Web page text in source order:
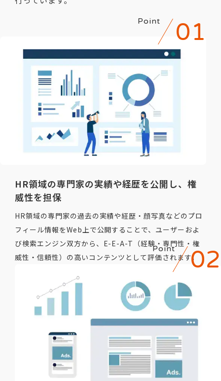
Point
HR領域の専門家の実績や経歴を公開し、権
威性を担保
HR領域の専門家の過去の実績や経歴・顔写真などのプロ
フィール情報をWeb上で公開することで、ユーザーおよ
び検索エンジン双方から、E-E-A-T（経験・専門性・権
威性・信頼性）の高いコンテンツとして評価されます。
Point